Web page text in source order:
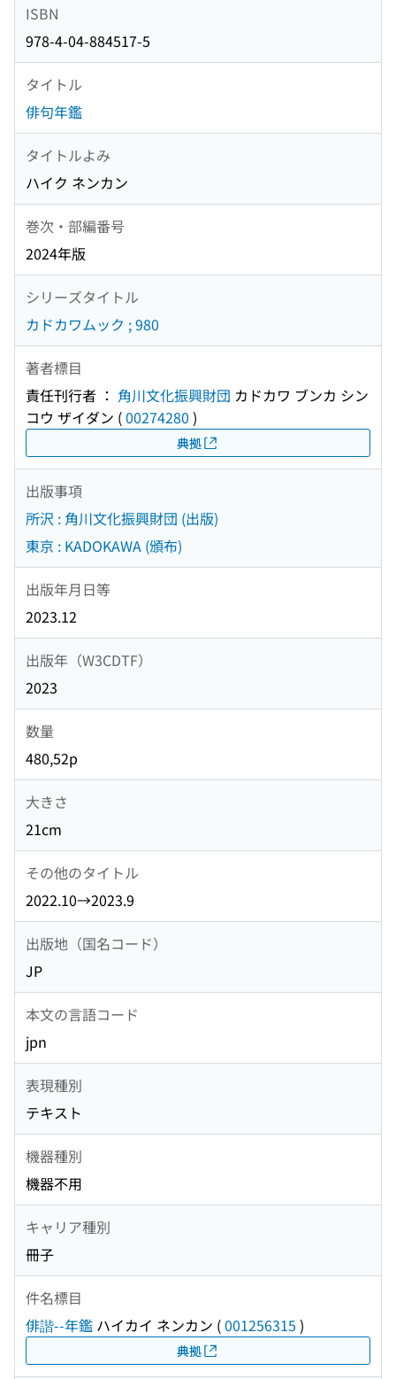
ISBN
978-4-04-884517-5
タイトル
俳句年鑑
タイトルよみ
ハイク ネンカン
巻次・部編番号
2024年版
シリーズタイトル
カドカワムック ; 980
著者標目
責任刊行者 ： 角川文化振興財団 カドカワ ブンカ シン
コウ ザイダン (00274280 )
典拠
出版事項
所沢 : 角川文化振興財団 (出版)
東京 : KADOKAWA (頒布)
出版年月日等
2023.12
出版年（W3CDTF）
2023
数量
480,52p
大きさ
21cm
その他のタイトル
2022.10→2023.9
出版地（国名コード）
JP
本文の言語コード
jpn
表現種別
テキスト
機器種別
機器不用
キャリア種別
冊子
件名標目
俳諧--年鑑 ハイカイ ネンカン (001256315 )
典拠